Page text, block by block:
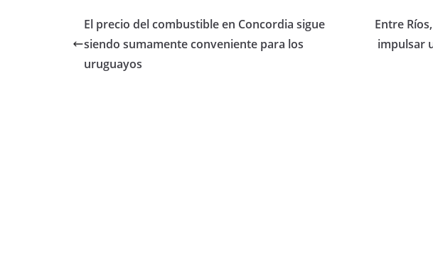
El precio del combustible en Concordia sigue
siendo sumamente conveniente para los
uruguayos
Entre
impulsar